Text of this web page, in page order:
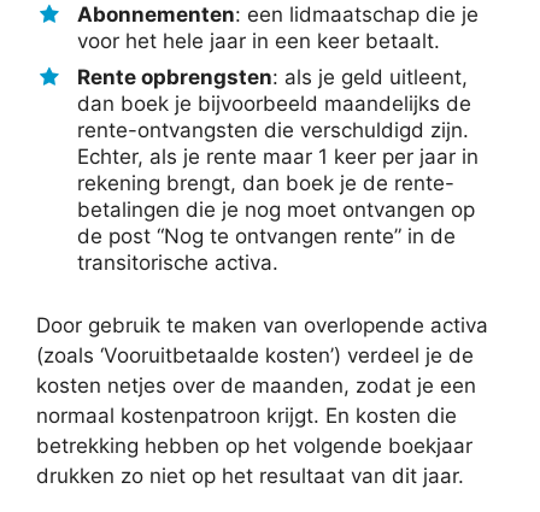
Abonnementen: een lidmaatschap die je
voor het hele jaar in een keer betaalt.
Rente opbrengsten: als je geld uitleent,
dan boek je bijvoorbeeld maandelijks de
rente-ontvangsten die verschuldigd zijn.
Echter, als je rente maar 1 keer per jaar in
rekening brengt, dan boek je de rente-
betalingen die je nog moet ontvangen op
de post “Nog te ontvangen rente” in de
transitorische activa.
Door gebruik te maken van overlopende activa
(zoals ‘Vooruitbetaalde kosten’) verdeel je de
kosten netjes over de maanden, zodat je een
normaal kostenpatroon krijgt. En kosten die
betrekking hebben op het volgende boekjaar
drukken zo niet op het resultaat van dit jaar.